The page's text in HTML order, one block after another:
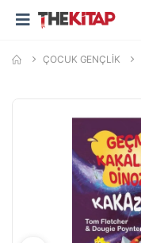
ÇOCUK GENÇLİK